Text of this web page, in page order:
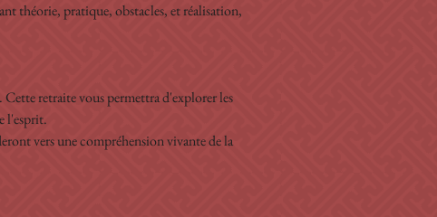
théorie, pratique, obstacles, et réalisation,
retraite vous permettra d'explorer les
l'esprit.
vers une compréhension vivante de la